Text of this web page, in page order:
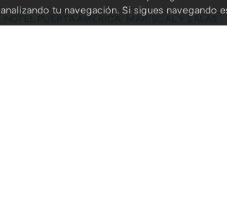
HOTEL PUERTA AMÉRICA: MARISCAL Y SALAS
analizando tu navegación. Si sigues navegando